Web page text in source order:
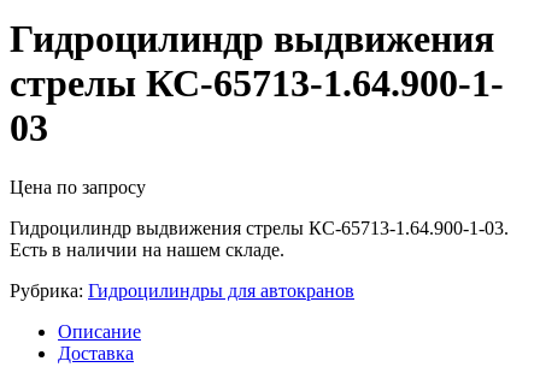
Гидроцилиндр выдвижения
стрелы КС-65713-1.64.900-1-
03
Цена по запросу
Гидроцилиндр выдвижения стрелы КС-65713-1.64.900-1-03.
Есть в наличии на нашем складе.
Рубрика: Гидроцилиндры для автокранов
Описание
Доставка